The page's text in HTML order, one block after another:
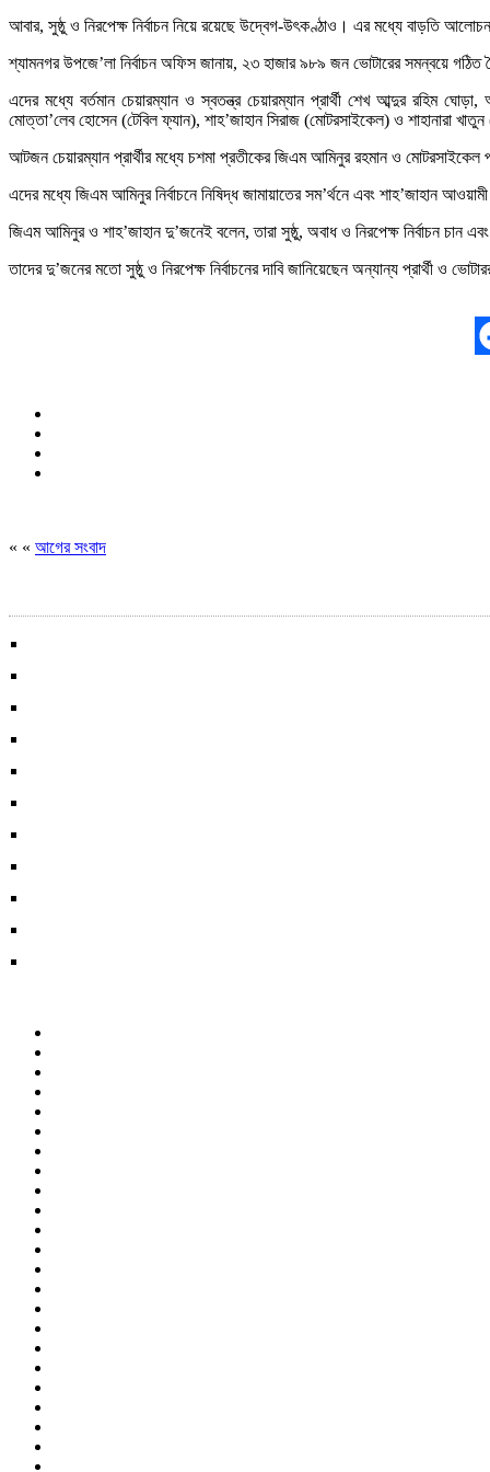
আবার, সুষ্ঠু ও নিরপেক্ষ নির্বাচন নিয়ে রয়েছে উদ্বেগ-উৎকণ্ঠাও। এর মধ্যে বাড়তি
শ্যামনগর উপজে’লা নির্বাচন অফিস জানায়, ২৩ হাজার ৯৮৯ জন ভোটারের সমন্বয়ে গঠিত
এদের মধ্যে বর্তমান চেয়ারম্যান ও স্বতন্ত্র চেয়ারম্যান প্রার্থী শেখ আব্দুর রহিম
মোত্তা’লেব হোসেন (টেবিল ফ্যান), শাহ’জাহান সিরাজ (মোটরসাইকেল) ও শাহানারা
আটজন চেয়ারম্যান প্রার্থীর মধ্যে চশমা প্রতীকের জিএম আমিনুর রহমান ও মোটরসাইকেল
এদের মধ্যে জিএম আমিনুর নির্বাচনে নিষিদ্ধ জামায়াতের সম’র্থনে এবং শাহ’জাহান
জিএম আমিনুর ও শাহ’জাহান দু’জনেই বলেন, তারা সুষ্ঠু, অবাধ ও নিরপেক্ষ নির্বাচন চান
তাদের দু’জনের মতো সুষ্ঠু ও নিরপেক্ষ নির্বাচনের দাবি জানিয়েছেন অন্যান্য প্রার্থী ও
« « আগের সংবাদ